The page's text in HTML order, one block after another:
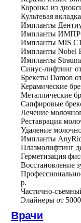
Коронка из
Культевая вкладка
Импланты
Импланты
Импланты MIS C1
Импланты Nobel
Импланты
Синус-лифтинг
Брекеты Damon
Керамические
Металлические
Сапфировые
Лечение
Реставрация
Удаление
Импланты
Плазмолифтинг
Герметизация
Восстановление
р.
Частично-
Элайнеры от
Врачи